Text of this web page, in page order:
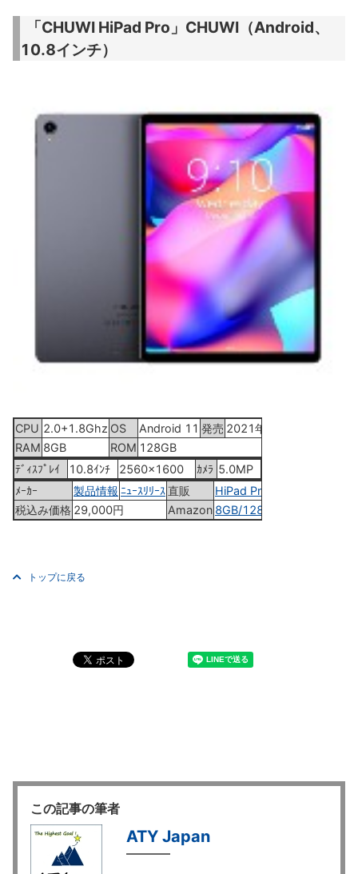
「CHUWI HiPad Pro」CHUWI（Android、
10.8インチ）
CPU 2.0+1.8Ghz OS Android 11 発売 2021年8月3日
RAM 8GB ROM 128GB
ﾃﾞｨｽﾌﾟﾚｲ
10.8ｲﾝﾁ 2560x1600 ｶﾒﾗ 5.0MP
ﾒｰｶｰ
製品情報 ﾆｭｰｽﾘﾘｰｽ直販
HiPad Pro
税込み価格 29,000円 Amazon 8GB/128GB
トップに戻る
この記事の筆者
ATY Japan